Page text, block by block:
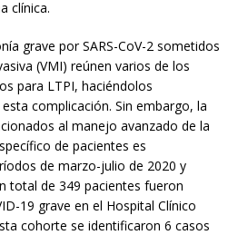
clínica.
grave por SARS-CoV-2 sometidos
(VMI) reúnen varios de los
para LTPI, haciéndolos
complicación. Sin embargo, la
al manejo avanzado de la
de pacientes es
de marzo-julio de 2020 y
total de 349 pacientes fueron
19 grave en el Hospital Clínico
cohorte se identificaron 6 casos